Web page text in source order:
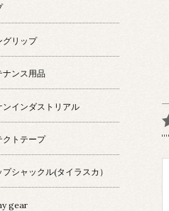
グリップ
ナンス用品
ンインダストリアル
クトテープ
プシャックル(タイラスカ）
gear